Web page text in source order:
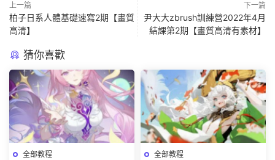
上一篇
柏子日系人體基礎速寫2期【畫質
高清】
下一篇
尹大大zbrush訓練營2022年4月
結課第2期【畫質高清有素材】
猜你喜歡
全部教程 全部教程